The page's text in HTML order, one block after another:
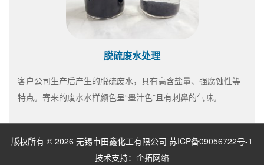
脱硫废水处理
客户公司生产后产生的脱硫废水，具有高含盐量、强腐蚀性等
特点。寄来的废水水样颜色呈“墨汁色”且有刺鼻的气味。
版权所有 © 2026 无锡市田鑫化工有限公司 苏ICP备09056722号-1
技术支持： 企拓网络